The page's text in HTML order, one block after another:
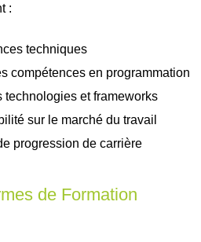
:
techniques
compétences en programmation
et frameworks
sur le marché du travail
progression de carrière
de Formation